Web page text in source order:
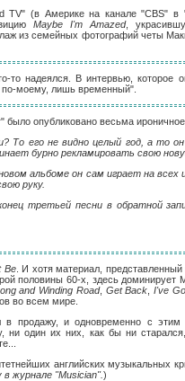
TV" (в Америке на канале "CBS"
Maybe I'm Amazed,
из семейных фотографий четы
надеялся. В интервью, которое
моему, лишь временный".
было опубликовано весьма
То его не видно целый год, а то
бурно рекламировать свою
альбоме он сам играет на
руку.
третьей песни в обратной
Be. И хотя материал,
половины 60-х, здесь доминирует
and Winding Road, Get Back ,I've
во всем мире.
продажу, и одновременно с этим
ни один их них, как бы ни
английских музыкальных
в журнале "Musician".)